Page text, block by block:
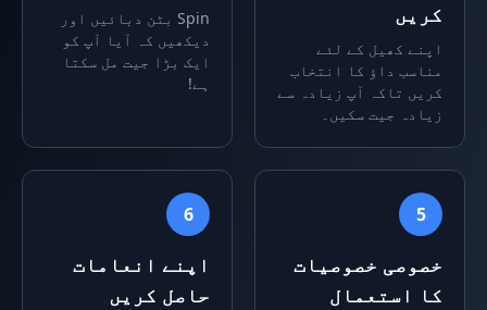
کریں
اپنے کھیل کے لئے
مناسب داؤ کا انتخاب
کریں تاکہ آپ زیادہ سے
زیادہ جیت سکیں۔
Spin بٹن دبائیں اور
دیکھیں کہ آیا آپ کو
ایک بڑا جیت مل سکتا
ہے!
5
خصوصی خصوصیات
کا استعمال
6
اپنے انعامات
حاصل کریں